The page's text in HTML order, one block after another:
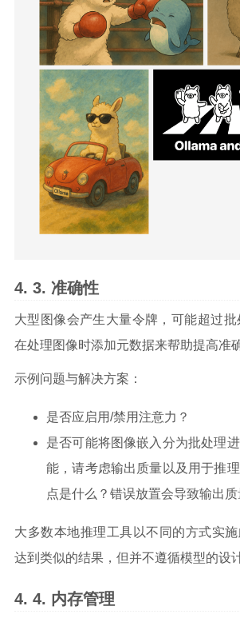
准确性
大型图像会产生大量令牌，可能超过
在处理图像时添加元数据来帮助提高准
示例问题与解决方案：
是否应启用/禁用注意力？
是否可能将图像嵌入分为批处理
能，请考虑输出质量以及用于推
点是什么？错误放置会导致输出质
大多数本地推理工具以不同的方式实
达到类似的结果，但并不遵循模型的设
内存管理